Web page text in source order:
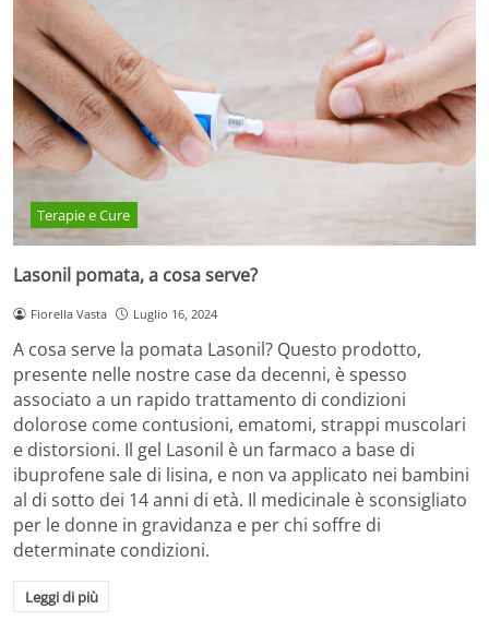
Terapie e Cure
Lasonil pomata, a cosa serve?
Fiorella Vasta Luglio 16, 2024
A cosa serve la pomata Lasonil? Questo prodotto,
presente nelle nostre case da decenni, è spesso
associato a un rapido trattamento di condizioni
dolorose come contusioni, ematomi, strappi muscolari
e distorsioni. Il gel Lasonil è un farmaco a base di
ibuprofene sale di lisina, e non va applicato nei bambini
al di sotto dei 14 anni di età. Il medicinale è sconsigliato
per le donne in gravidanza e per chi soffre di
determinate condizioni.
Leggi di più